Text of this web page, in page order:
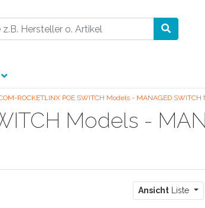
ROCKETLINX POE SWITCH Models - MANAGED SWITCH
Models -
Ansicht Liste